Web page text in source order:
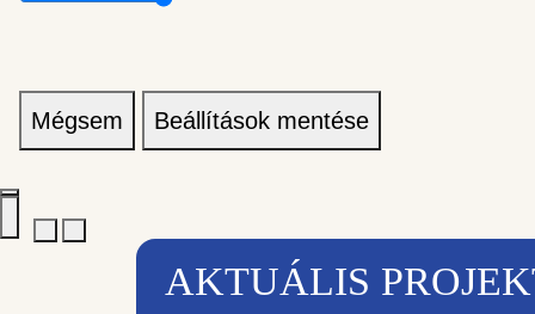
Mégsem Beállítások mentése
AKTUÁLIS